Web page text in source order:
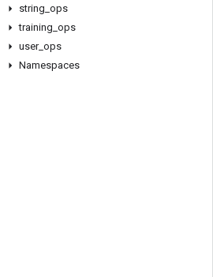
string ops
training ops
user_ ops
Namespaces